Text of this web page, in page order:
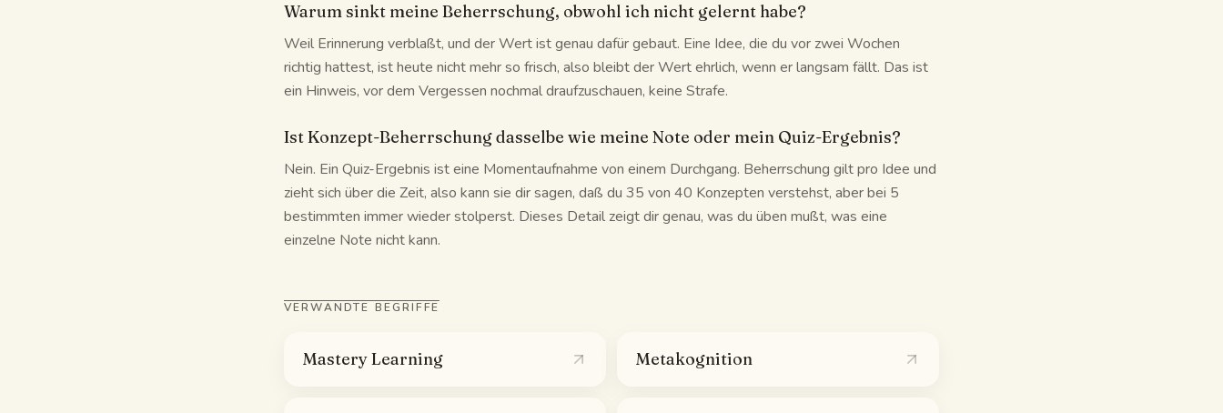
Warum sinkt meine Beherrschung, obwohl ich nicht gelernt habe?
Weil Erinnerung verblaßt, und der Wert ist genau dafür gebaut. Eine Idee, die du vor zwei Wochen
richtig hattest, ist heute nicht mehr so frisch, also bleibt der Wert ehrlich, wenn er langsam fällt. Das ist
ein Hinweis, vor dem Vergessen nochmal draufzuschauen, keine Strafe.
Ist Konzept-Beherrschung dasselbe wie meine Note oder mein Quiz-Ergebnis?
Nein. Ein Quiz-Ergebnis ist eine Momentaufnahme von einem Durchgang. Beherrschung gilt pro Idee und
zieht sich über die Zeit, also kann sie dir sagen, daß du 35 von 40 Konzepten verstehst, aber bei 5
bestimmten immer wieder stolperst. Dieses Detail zeigt dir genau, was du üben mußt, was eine
einzelne Note nicht kann.
VERWANDTE BEGRIFFE
Mastery Learning Metakognition